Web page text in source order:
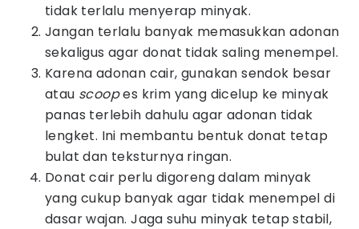
tidak terlalu menyerap minyak.
Jangan terlalu banyak memasukkan adonan
sekaligus agar donat tidak saling menempel.
Karena adonan cair, gunakan sendok besar
atau scoopes krim yang dicelup ke minyak
panas terlebih dahulu agar adonan tidak
lengket. Ini membantu bentuk donat tetap
bulat dan teksturnya ringan.
Donat cair perlu digoreng dalam minyak
yang cukup banyak agar tidak menempel di
dasar wajan. Jaga suhu minyak tetap stabil,